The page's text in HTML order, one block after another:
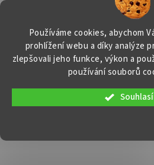
Používáme cookies, abychom
prohlížení webu a díky analýze
zlepšovali jeho funkce, výkon a
používání souborů
Přejít
Držák kabelů pro P3